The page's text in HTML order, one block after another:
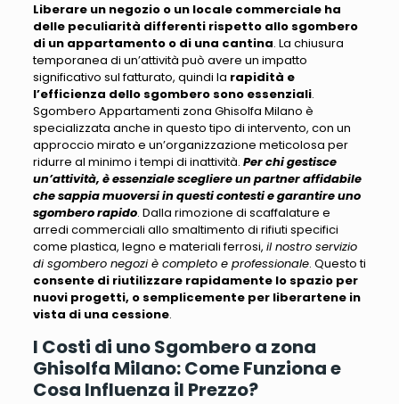
Liberare un negozio o un locale commerciale ha
delle peculiarità differenti rispetto allo sgombero
di un appartamento o di una cantina. La chiusura
temporanea di un’attività può avere un impatto
significativo sul fatturato, quindi la rapidità e
l’efficienza dello sgombero sono essenziali.
Sgombero Appartamenti zona Ghisolfa Milano è
specializzata anche in questo tipo di intervento, con un
approccio mirato e un’organizzazione meticolosa per
ridurre al minimo i tempi di inattività. Per chi gestisce
un’attività, è essenziale scegliere un partner affidabile
che sappia muoversi in questi contesti e garantire uno
sgombero rapido. Dalla rimozione di scaffalature e
arredi commerciali allo smaltimento di rifiuti specifici
come plastica, legno e materiali ferrosi, il nostro servizio
di sgombero negozi è completo e professionale. Questo ti
consente di riutilizzare rapidamente lo spazio per
nuovi progetti, o semplicemente per liberartene in
vista di una cessione.
I Costi di uno Sgombero a zona
Ghisolfa Milano: Come Funziona e
Cosa Influenza il Prezzo?